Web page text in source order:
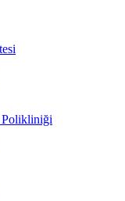
Polikliniği